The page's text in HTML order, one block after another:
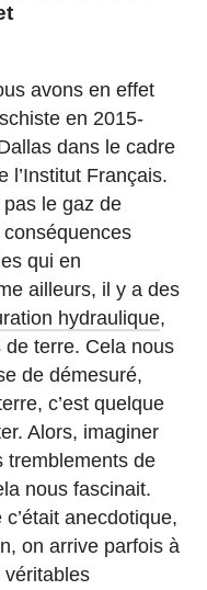
avons en effet
en 2015-
dans le cadre
l’Institut Français.
pas le gaz de
qui en
ailleurs, il y a des
hydraulique,
terre. Cela nous
de démesuré,
c’est quelque
Alors, imaginer
tremblements de
nous fascinait.
anecdotique,
on arrive parfois à
véritables